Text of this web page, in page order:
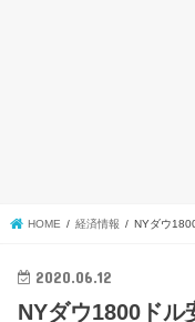
HOME 経済情報 NYダウ
2020.06.12
NYダウ1800ド